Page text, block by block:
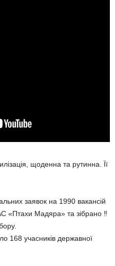
щоденна та рутинна. Її
заявок на 1990 вакансій
«Птахи Мадяра» та зібрано ‼️
168 учасників державної